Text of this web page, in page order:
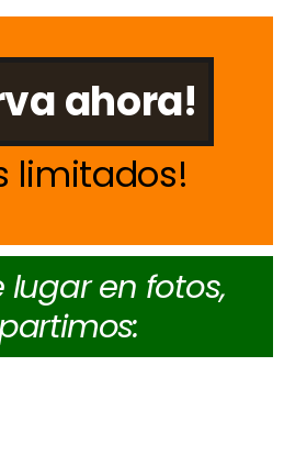
ahora!
limitados
lugar en fotos,